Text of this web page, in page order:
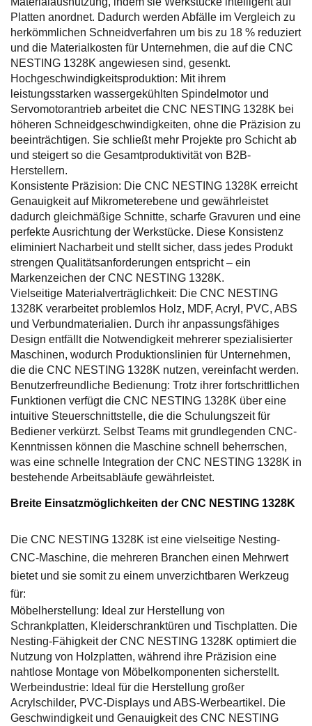
Platten anordnet. Dadurch werden Abfälle im Vergleich zu
herkömmlichen Schneidverfahren um bis zu 18 % reduziert
und die Materialkosten für Unternehmen, die auf die CNC
NESTING 1328K angewiesen sind, gesenkt.
Hochgeschwindigkeitsproduktion: Mit ihrem
leistungsstarken wassergekühlten Spindelmotor und
Servomotorantrieb arbeitet die CNC NESTING 1328K bei
höheren Schneidgeschwindigkeiten, ohne die Präzision zu
beeinträchtigen. Sie schließt mehr Projekte pro Schicht ab
und steigert so die Gesamtproduktivität von B2B-
Herstellern.
Konsistente Präzision: Die CNC NESTING 1328K erreicht
Genauigkeit auf Mikrometerebene und gewährleistet
dadurch gleichmäßige Schnitte, scharfe Gravuren und eine
perfekte Ausrichtung der Werkstücke. Diese Konsistenz
eliminiert Nacharbeit und stellt sicher, dass jedes Produkt
strengen Qualitätsanforderungen entspricht – ein
Markenzeichen der CNC NESTING 1328K.
Vielseitige Materialverträglichkeit: Die CNC NESTING
1328K verarbeitet problemlos Holz, MDF, Acryl, PVC, ABS
und Verbundmaterialien. Durch ihr anpassungsfähiges
Design entfällt die Notwendigkeit mehrerer spezialisierter
Maschinen, wodurch Produktionslinien für Unternehmen,
die die CNC NESTING 1328K nutzen, vereinfacht werden.
Benutzerfreundliche Bedienung: Trotz ihrer fortschrittlichen
Funktionen verfügt die CNC NESTING 1328K über eine
intuitive Steuerschnittstelle, die die Schulungszeit für
Bediener verkürzt. Selbst Teams mit grundlegenden CNC-
Kenntnissen können die Maschine schnell beherrschen,
was eine schnelle Integration der CNC NESTING 1328K in
bestehende Arbeitsabläufe gewährleistet.
Breite Einsatzmöglichkeiten der CNC NESTING 1328K
Die CNC NESTING 1328K ist eine vielseitige Nesting-
CNC-Maschine, die mehreren Branchen einen Mehrwert
bietet und sie somit zu einem unverzichtbaren Werkzeug
für:
Möbelherstellung: Ideal zur Herstellung von
Schrankplatten, Kleiderschranktüren und Tischplatten. Die
Nesting-Fähigkeit der CNC NESTING 1328K optimiert die
Nutzung von Holzplatten, während ihre Präzision eine
nahtlose Montage von Möbelkomponenten sicherstellt.
Werbeindustrie: Ideal für die Herstellung großer
Acrylschilder, PVC-Displays und ABS-Werbeartikel. Die
Geschwindigkeit und Genauigkeit des CNC NESTING